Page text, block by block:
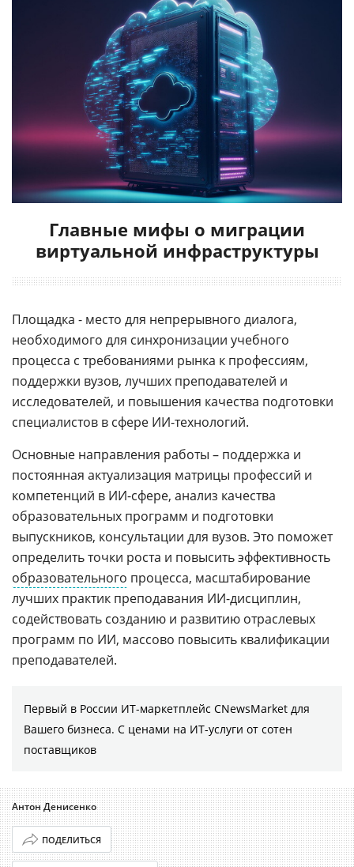
Главные мифы о миграции
виртуальной инфраструктуры
Площадка - место для непрерывного диалога,
необходимого для синхронизации учебного
процесса с требованиями рынка к профессиям,
поддержки вузов, лучших преподавателей и
исследователей, и повышения качества подготовки
специалистов в сфере ИИ-технологий.
Основные направления работы – поддержка и
постоянная актуализация матрицы профессий и
компетенций в ИИ-сфере, анализ качества
образовательных программ и подготовки
выпускников, консультации для вузов. Это поможет
определить точки роста и повысить эффективность
образовательного процесса, масштабирование
лучших практик преподавания ИИ-дисциплин,
содействовать созданию и развитию отраслевых
программ по ИИ, массово повысить квалификации
преподавателей.
Первый в России ИТ-маркетплейс CNewsMarket для
Вашего бизнеса. С ценами на ИТ-услуги от сотен
поставщиков
Антон Денисенко
ПОДЕЛИТЬСЯ